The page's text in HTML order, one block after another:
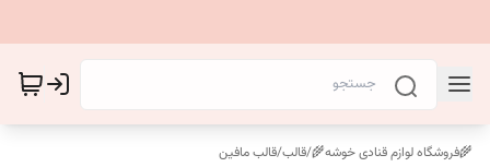
🌾فروشگاه لوازم قنادی خوشه🌾/قالب/قالب مافین